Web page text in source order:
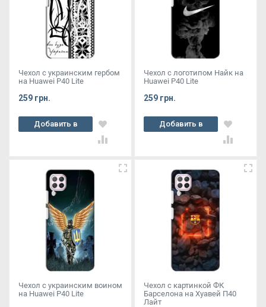
Чехол с украинским гербом
на Huawei P40 Lite
259 грн.
Добавить в
корзину
Чехол с логотипом Найк на
Huawei P40 Lite
259 грн.
Добавить в
корзину
Чехол с украинским воином
на Huawei P40 Lite
Чехол с картинкой ФК
Барселона на Хуавей П40
Лайт